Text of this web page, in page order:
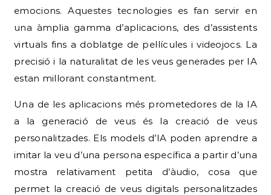
emocions. Aquestes tecnologies es fan servir en
una àmplia gamma d’aplicacions, des d’assistents
virtuals fins a doblatge de pel·lícules i videojocs. La
precisió i la naturalitat de les veus generades per IA
estan millorant constantment.
Una de les aplicacions més prometedores de la IA
a la generació de veus és la creació de veus
personalitzades. Els models d’IA poden aprendre a
imitar la veu d’una persona específica a partir d’una
mostra relativament petita d’àudio, cosa que
permet la creació de veus digitals personalitzades